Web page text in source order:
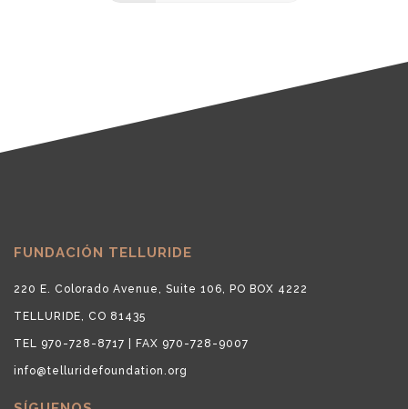
FUNDACIÓN TELLURIDE
220 E. Colorado Avenue, Suite 106, PO BOX 4222
TELLURIDE, CO 81435
TEL 970-728-8717 | FAX 970-728-9007
info@telluridefoundation.org